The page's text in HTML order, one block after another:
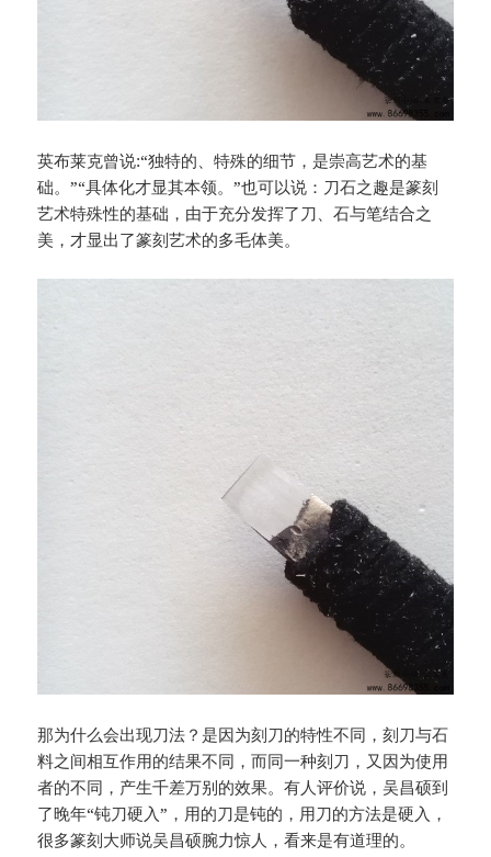
英布莱克曾说:“独特的、特殊的细节，是崇高艺术的基
础。”“具体化才显其本领。”也可以说：刀石之趣是篆刻
艺术特殊性的基础，由于充分发挥了刀、石与笔结合之
美，才显出了篆刻艺术的多毛体美。
那为什么会出现刀法？是因为刻刀的特性不同，刻刀与石
料之间相互作用的结果不同，而同一种刻刀，又因为使用
者的不同，产生千差万别的效果。有人评价说，吴昌硕到
了晚年“钝刀硬入”，用的刀是钝的，用刀的方法是硬入，
很多篆刻大师说吴昌硕腕力惊人，看来是有道理的。